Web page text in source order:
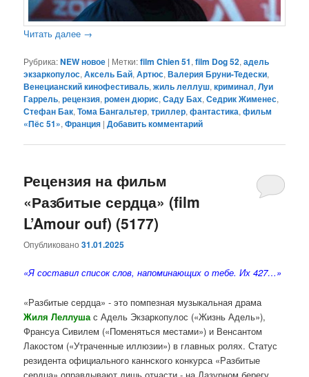
Читать далее →
Рубрика:NEW новое | Метки:film Chien 51,film Dog 52,адель
экзаркопулос,Аксель Бай,Артюс,Валерия Бруни-Тедески,
Венецианский кинофестиваль,жиль леллуш,криминал,Луи
Гаррель,рецензия,ромен дюрис,Саду Бах,Седрик Жименес,
Стефан Бак,Тома Бангальтер,триллер,фантастика,фильм
«Пёс 51»,Франция |Добавить комментарий
Рецензия на фильм
«Разбитые сердца» (film
L’Amour ouf) (5177)
Опубликовано31.01.2025
«Я составил список слов, напоминающих о тебе. Их 427…»
«Разбитые сердца» - это помпезная музыкальная драма
Жиля Леллуша с Адель Экзаркопулос («Жизнь Адель»),
Франсуа Сивилем («Поменяться местами») и Венсантом
Лакостом («Утраченные иллюзии») в главных ролях. Статус
резидента официального каннского конкурса «Разбитые
сердца» оправдывают лишь отчасти - на Лазурном берегу